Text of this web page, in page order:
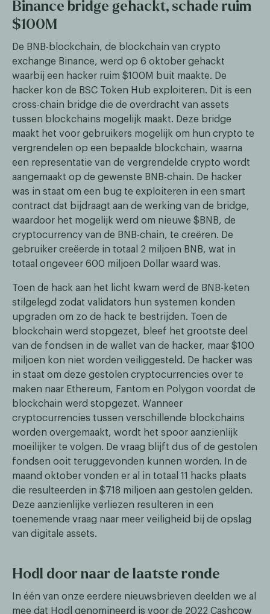
Binance bridge gehackt, schade ruim
$100M
De BNB-blockchain, de blockchain van crypto
exchange Binance, werd op 6 oktober gehackt
waarbij een hacker ruim $100M buit maakte. De
hacker kon de BSC Token Hub exploiteren. Dit is een
cross-chain bridge die de overdracht van assets
tussen blockchains mogelijk maakt. Deze bridge
maakt het voor gebruikers mogelijk om hun crypto te
vergrendelen op een bepaalde blockchain, waarna
een representatie van de vergrendelde crypto wordt
aangemaakt op de gewenste BNB-chain. De hacker
was in staat om een bug te exploiteren in een smart
contract dat bijdraagt aan de werking van de bridge,
waardoor het mogelijk werd om nieuwe $BNB, de
cryptocurrency van de BNB-chain, te creëren. De
gebruiker creëerde in totaal 2 miljoen BNB, wat in
totaal ongeveer 600 miljoen Dollar waard was.
Toen de hack aan het licht kwam werd de BNB-keten
stilgelegd zodat validators hun systemen konden
upgraden om zo de hack te bestrijden. Toen de
blockchain werd stopgezet, bleef het grootste deel
van de fondsen in de wallet van de hacker, maar $100
miljoen kon niet worden veiliggesteld. De hacker was
in staat om deze gestolen cryptocurrencies over te
maken naar Ethereum, Fantom en Polygon voordat de
blockchain werd stopgezet. Wanneer
cryptocurrencies tussen verschillende blockchains
worden overgemaakt, wordt het spoor aanzienlijk
moeilijker te volgen. De vraag blijft dus of de gestolen
fondsen ooit teruggevonden kunnen worden. In de
maand oktober vonden er al in totaal 11 hacks plaats
die resulteerden in $718 miljoen aan gestolen gelden.
Deze aanzienlijke verliezen resulteren in een
toenemende vraag naar meer veiligheid bij de opslag
van digitale assets.
Hodl door naar de laatste ronde
In één van onze eerdere nieuwsbrieven deelden we al
mee dat Hodl genomineerd is voor de 2022 Cashcow